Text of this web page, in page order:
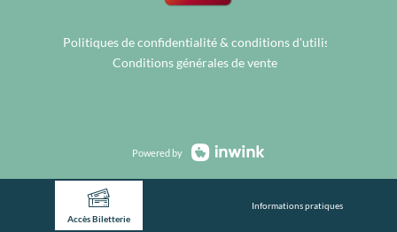
Politiques de confidentialité & conditions d'utilisation de vos
Conditions générales de vente
Powered by
Accès Biletterie
Informations pratiques